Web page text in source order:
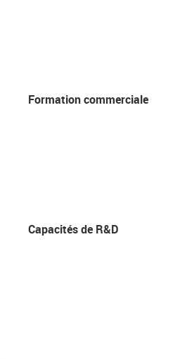
Formation commerciale
Capacités de R&D